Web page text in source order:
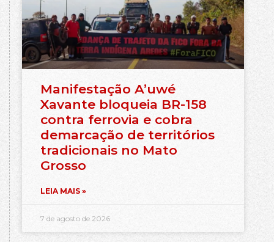
Manifestação A’uwé
Xavante bloqueia BR-158
contra ferrovia e cobra
demarcação de territórios
tradicionais no Mato
Grosso
LEIA MAIS »
7 de agosto de 2026